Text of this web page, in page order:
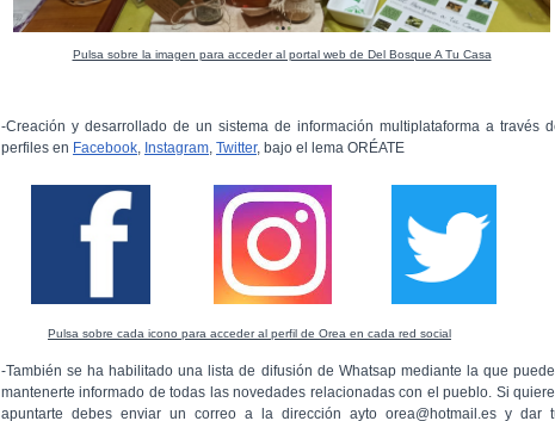
Pulsa sobre la imagen para acceder al portal web de Del Bosque A Tu Casa
-Creación y desarrollado de un sistema de información multiplataforma a través
perfiles en Facebook, Instagram, Twitter, bajo el lema ORÉATE
Pulsa sobre cada icono para acceder al perfil de Orea en cada red social
-También se ha habilitado una lista de difusión de Whatsap mediante la que
mantenerte informado de todas las novedades relacionadas con el pueblo. Si
apuntarte debes enviar un correo a la dirección ayto_orea@hotmail.es y dar